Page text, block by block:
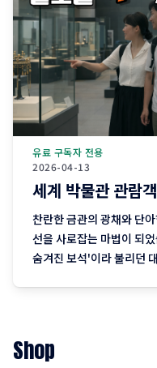
2026-04-13
유료 구독자 전용
세계 박물관 관람
찬란한 금관의 광채와 단
선을 사로잡는 마법이 되
숨겨진 보석'이라 불리던
Shop